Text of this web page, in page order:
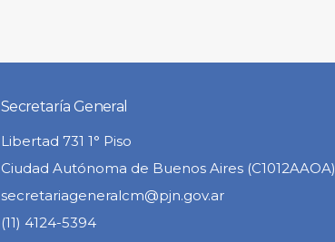
Secretaría General
Libertad 731 1° Piso
Ciudad Autónoma de Buenos Aires (C1012AAOA)
secretariageneralcm@pjn.gov.ar
(11) 4124-5394